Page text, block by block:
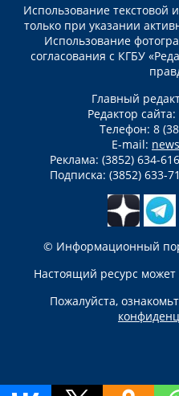
Использование
только при указании
Использование
согласования с КГБУ
Главный
Редактор
Телефон: 8
E-mail:
Реклама: (3852) 634-
Подписка: (3852) 633-
© Информационный
Настоящий ресурс
Пожалуйста,